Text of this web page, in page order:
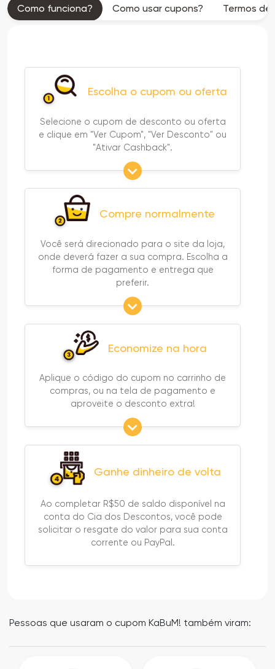
Como funciona? Como usar cupons? Termos de
Escolha o cupom ou oferta
Selecione o cupom de desconto ou oferta
e clique em "Ver Cupom", "Ver Desconto" ou
"Ativar Cashback".
Compre normalmente
Você será direcionado para o site da loja,
onde deverá fazer a sua compra. Escolha a
forma de pagamento e entrega que
preferir.
Economize na hora
Aplique o código do cupom no carrinho de
compras, ou na tela de pagamento e
aproveite o desconto extra!
Ganhe dinheiro de volta
Ao completar R$50 de saldo disponível na
conta do Cia dos Descontos, você pode
solicitar o resgate do valor para sua conta
corrente ou PayPal.
Pessoas que usaram o cupom KaBuM! também viram: